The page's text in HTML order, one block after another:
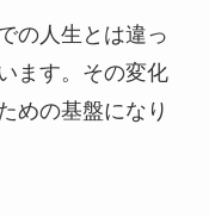
の人生とは違っ
ます。その変化
めの基盤になり